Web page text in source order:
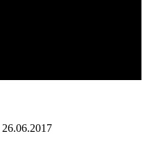
26.06.2017